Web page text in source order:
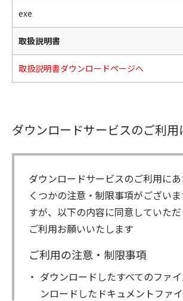
exe
取扱説明書
取扱説明書ダウンロードページへ
ダウンロードサービスのご利用
ダウンロードサービスのご利用に
くつかの注意・制限事項がござい
すが、以下の内容に同意していた
ご利用お願いいたします
ご利用の注意・制限事項
ダウンロードしたすべてのファ
ンロードしたドキュメントファ